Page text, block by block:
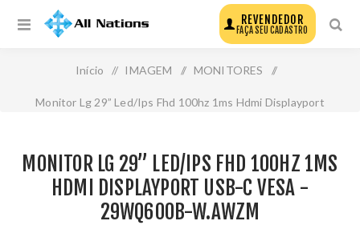
REVENDEDOR
FAÇA SEU CADASTRO
Início / IMAGEM / MONITORES /
Monitor Lg 29” Led/Ips Fhd 100hz 1ms Hdmi Displayport
MONITOR LG 29” LED/IPS FHD 100HZ 1MS
HDMI DISPLAYPORT USB-C VESA -
29WQ600B-W.AWZM